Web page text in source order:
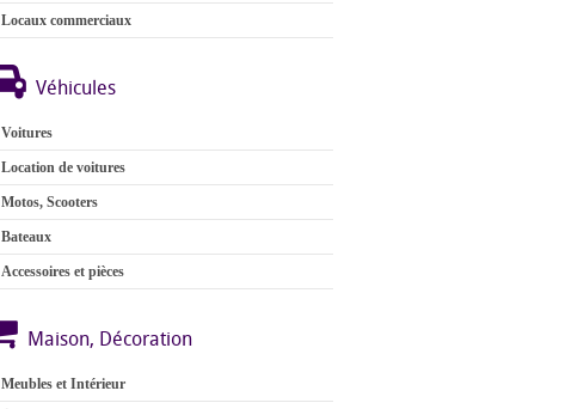
Locaux commerciaux
Véhicules
Voitures
Location de voitures
Motos, Scooters
Bateaux
Accessoires et pièces
Maison, Décoration
Meubles et Intérieur